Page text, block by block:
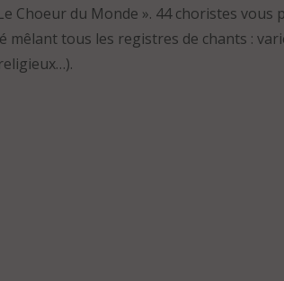
Choeur du Monde ». 44 choristes vous
mêlant tous les registres de chants :